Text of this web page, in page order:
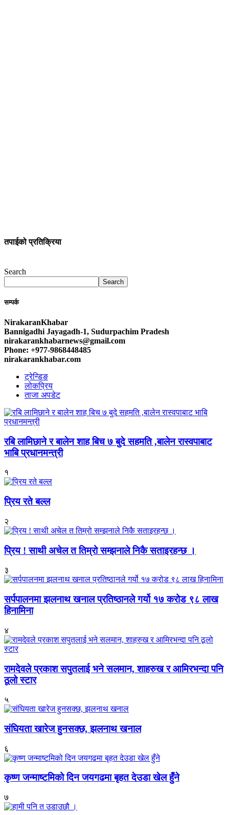
तपाईको प्रतिक्रिया
Search
Search
सम्पर्क
NirakaranKhabar
Bannigadhi Jayagadh-1, Sudurpachim Pradesh
nirakarankhabarnews@gmail.com
Phone: +977-9868448485
nirakarankhabar.com
ट्रेन्डिङ
लोकप्रिय
ताजा अपडेट
रबि लामिछाने र बालेन शाह बिच ७ बुदे सहमति ,बालेन रास्वपाबाट
भाबि प्रधानमन्त्री
१
प्रिय रते बल्ल
२
प्रिय ! साथी अचेल त तिम्रो सम्झनाले निकै सताइरहन्छ ।
३
सर्पपालनमा झलनाथ खनाल प्रतिष्ठानले गर्यो १७ करोड ९८ लाख
हिनामिना
४
रामदेवले प्रकाश सपुतलाई भने सलमान, शाहरुख र आमिरभन्दा पनि
ठूलो स्टार
५
संघियता खारेज हुनसक्छ, झलनाथ खनाल
६
कृष्ण जन्माष्टमिको दिन जयगढमा बृहत देउडा खेल हुँने
७